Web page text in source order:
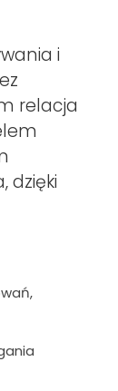
i
relacja
dzięki